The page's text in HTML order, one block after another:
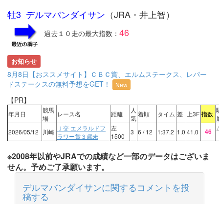
牡3 デルマバンダイサン （JRA・井上智）
過去１０走の最大指数： 46
お知らせ
8月8日【おススメサイト】ＣＢＣ賞、エルムステークス、レパー
ドステークスの無料予想をGET！
New
【PR】
年月日
競馬
場
レース名 距離
人
気
着順 タイム 差 上3F 指数
2026/05/12
川崎
Ｊ交 エメラルドフ
ラワー賞３歳未
左
1500
3 6 / 12 1:37.2 1.0 41.0 46
※2008年以前やJRAでの成績など一部のデータはございま
せん。予めご了承願います。
デルマバンダイサンに関するコメントを投
稿する